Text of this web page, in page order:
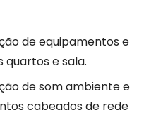
de equipamentos e
e sala.
de som ambiente e
cabeados de rede